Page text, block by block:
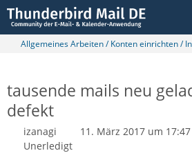
Allgemeines Arbeiten / Konten einrichten /
tausende mails neu
defekt
izanagi 11. März 2017 um 17:47
Unerledigt